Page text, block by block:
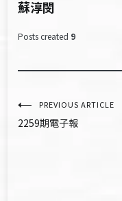
蘇淳閔
Posts created 9
文
章
PREVIOUS ARTICLE
2259期電子報